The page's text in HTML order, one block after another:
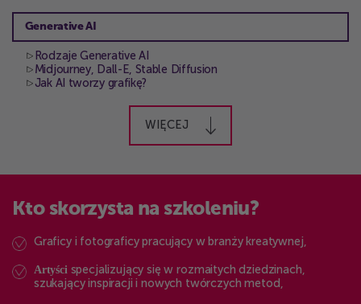
Generative AI
Rodzaje Generative AI
Midjourney, Dall-E, Stable Diffusion
Jak AI tworzy grafikę?
WIĘCEJ
Kto skorzysta na szkoleniu?
Graficy i fotograficy pracujący w branży kreatywnej,
Artyści specjalizujący się w rozmaitych dziedzinach,
szukający inspiracji i nowych twórczych metod,